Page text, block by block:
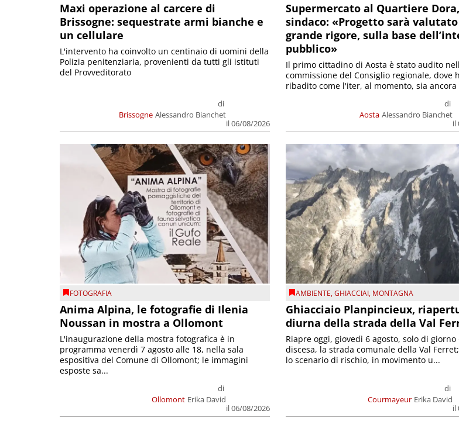
Maxi operazione al carcere di
Brissogne: sequestrate armi bianche e
un cellulare
Brissogne
di
Alessandro Bianchet
il 06/08/2026
L'intervento ha coinvolto un centinaio di uomini della
Polizia penitenziaria, provenienti da tutti gli istituti
del Provveditorato
Supermercato al Quartiere
sindaco: «Progetto sarà
grande rigore, sulla base
pubblico»
Aosta
di
Alessandro Bianchet
il
Il primo cittadino di Aosta è stato audito
commissione del Consiglio regionale, dove
ribadito come l'iter, al momento, sia ancora
FOTOGRAFIA
Anima Alpina, le fotografie di Ilenia
Noussan in mostra a Ollomont
Ollomont
di
Erika David
il 06/08/2026
L'inaugurazione della mostra fotografica è in
programma venerdì 7 agosto alle 18, nella sala
espositiva del Comune di Ollomont; le immagini
esposte sa...
AMBIENTE,GHIACCIAI, MONTAGNA
Ghiacciaio Planpincieux,
diurna della strada della Val
Courmayeur
di
Erika David
il
Riapre oggi, giovedì 6 agosto, solo di giorno
discesa, la strada comunale della Val
lo scenario di rischio, in movimento u...